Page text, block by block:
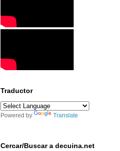
Traductor
Powered by Translate
Cercar/Buscar a decuina.net